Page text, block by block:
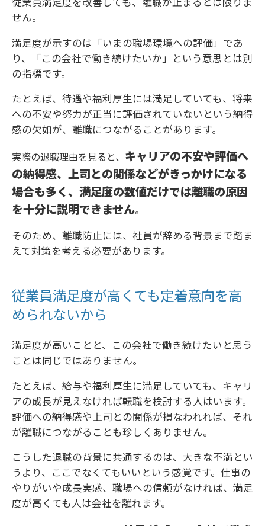
せん。
満足度が示すのは「いまの職場環境への評価」であ
り、「この会社で働き続けたいか」という意思とは別
の指標です。
たとえば、待遇や福利厚生には満足していても、将来
への不安や努力が正当に評価されていないという納得
感の欠如が、離職につながることがあります。
実際の退職理由を見ると、 キャリアの不安や評価へ
の納得感、上司との関係などがきっかけになる
場合も多く、満足度の数値だけでは離職の原因
を十分に説明できません。
そのため、離職防止には、社員が辞める背景まで踏ま
えて対策を考える必要があります。
従業員満足度が高くても定着意向を高
められないから
満足度が高いことと、この会社で働き続けたいと思う
ことは同じではありません。
たとえば、給与や福利厚生に満足していても、キャリ
アの成長が見えなければ転職を検討する人はいます。
評価への納得感や上司との関係が損なわれれば、それ
が離職につながることも珍しくありません。
こうした退職の背景に共通するのは、大きな不満とい
うより、ここでなくてもいいという感覚です。仕事の
やりがいや成長実感、職場への信頼がなければ、満足
度が高くても人は会社を離れます。